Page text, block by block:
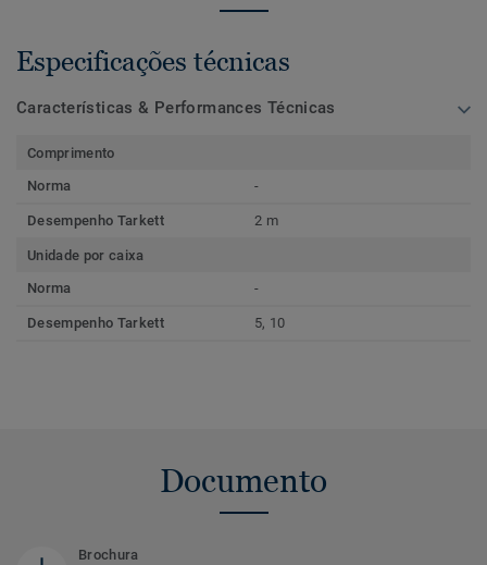
Especificações técnicas
Características & Performances Técnicas
Comprimento
Norma
-
Desempenho Tarkett 2 m
Unidade por caixa
Norma
-
Desempenho Tarkett 5, 10
Documento
Brochura